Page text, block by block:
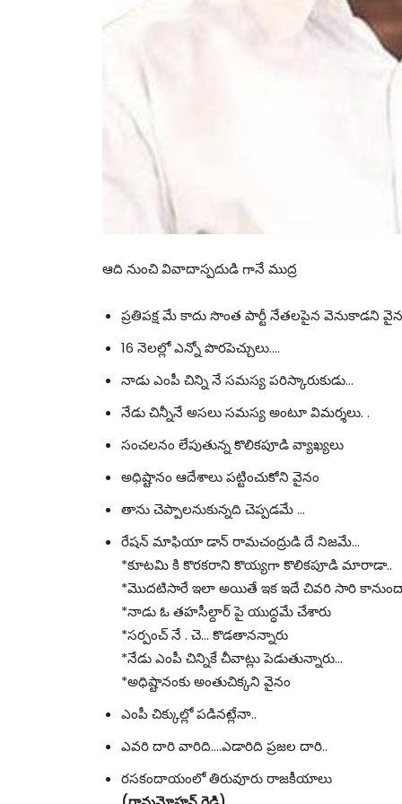
ఆది నుంచి వివాదాస్పదుడి గానే ముద్ర
ప్రతిపక్ష మే కాదు సొంత పార్టీ నేతలపైన వెనుకాడని
16 నెలల్లో ఎన్నో పొరపెచ్చులు….
నాడు ఎంపీ చిన్ని నే సమస్య పరిస్కారుకుడు…
నేడు చిన్నీనే అసలు సమస్య అంటూ విమర్శలు. .
సంచలనం లేపుతున్న కొలికపూడి వ్యాఖ్యలు
అధిష్టానం ఆదేశాలు పట్టించుకోని వైనం
తాను చెప్పాలనుకున్నది చెప్పడమే …
రేషన్ మాఫియా డాన్ రామచంద్రుడి దే నిజమే…
*కూటమి కి కొరకరాని కొయ్యగా కొలికపూడి మారాడా..
*మొదటిసారే ఇలా అయితే ఇక ఇదే చివరి సారి
*నాడు ఓ తహసీల్దార్ పై యుద్ధమే చేశారు
*సర్పంచ్ నే . చె… కొడతానన్నారు
*నేడు ఎంపీ చిన్నికే చీవాట్లు పెడుతున్నారు…
*అధిష్టానంకు అంతుచిక్కని వైనం
ఎంపీ చిక్కుల్లో పడినట్లేనా..
ఎవరి దారి వారిది….ఎడారిది ప్రజల దారి..
రసకందాయంలో తిరువూరు రాజకీయాలు